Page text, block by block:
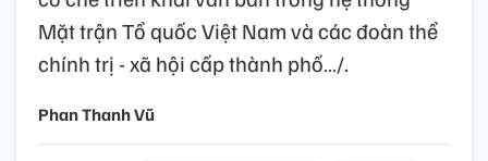
Mặt trận Tổ quốc Việt Nam và các đoàn thể
chính trị - xã hội cấp thành phố…/.
Phan Thanh Vũ